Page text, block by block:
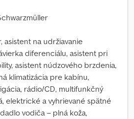
asistent na udržiavanie
diferenciálu, asistent pri
asistent núdzového brzdenia,
klimatizácia pre kabínu,
rádio/CD, multifunkčný
elektrické a vyhrievané spätné
vodiča – plná koža,